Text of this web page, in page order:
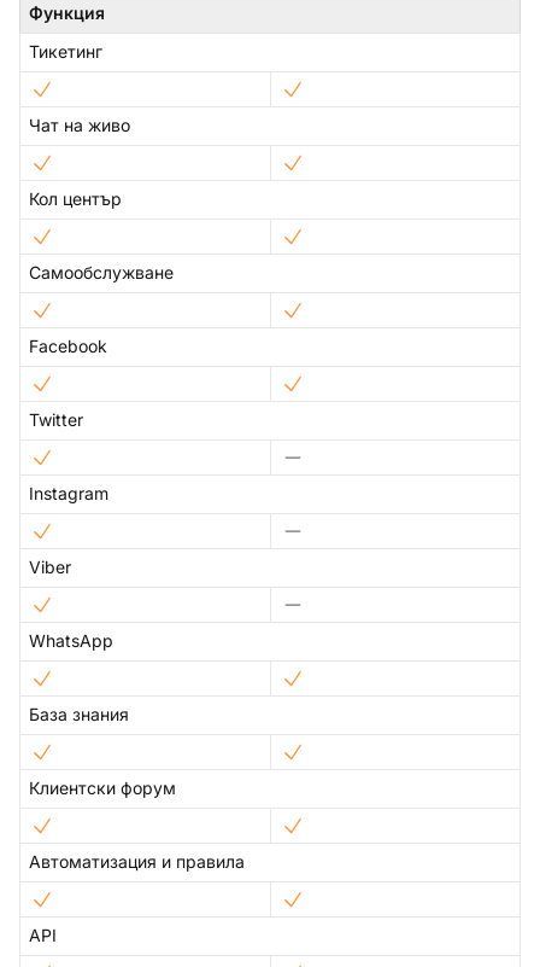
Функция
Тикетинг
Чат на живо
Кол център
Самообслужване
Facebook
Twitter
Instagram
Viber
WhatsApp
База знания
Клиентски форум
Автоматизация и правила
API